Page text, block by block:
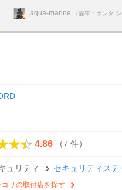
aqua-marine （愛車：ホンダ
4.86 （7 件）
ュリティ セキュリティステ
ゴリの取付店を探す